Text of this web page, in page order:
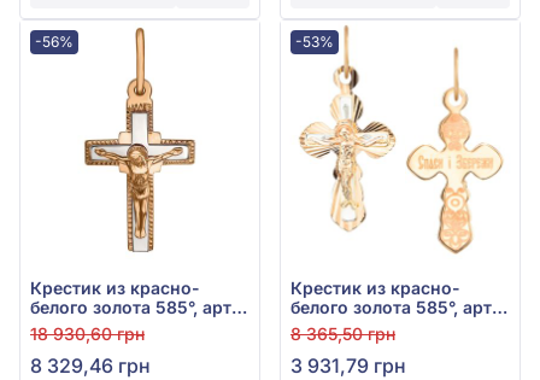
-56%
Крестик из красно-
белого золота 585°, арт.
210205
18 930,60 грн
8 329,46 грн
-53%
Крестик из красно-
белого золота 585°, арт.
528503
8 365,50 грн
3 931,79 грн